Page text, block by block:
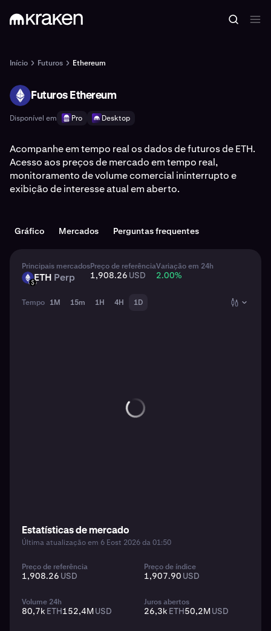
Início Futuros Ethereum
ETH Futuros Ethereum
Disponível em Pro Desktop
Acompanhe em tempo real os dados de futuros de ETH.
Acesso aos preços de mercado em tempo real,
monitoramento de volume comercial ininterrupto e
exibição de interesse atual em aberto.
Gráfico Mercados Perguntas frequentes
Principais mercados
ETH
USDETH Perp
Preço de referência
1,908.26 USD
Variação em 24h
2.00%
Tempo 1M 15m 1H 4H 1D
Estatísticas de mercado
Última atualização em 6 Eost 2026 da 01:50
Preço de referência
1,908.26 USD
Preço de índice
1,907.90 USD
Volume 24h
80,7k ETH152,4MUSD
Juros abertos
26,3k ETH50,2MUSD